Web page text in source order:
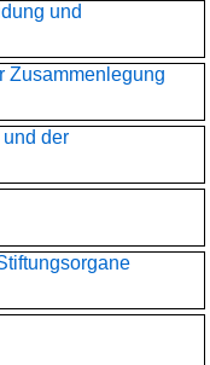
und
Zusammenlegung
der